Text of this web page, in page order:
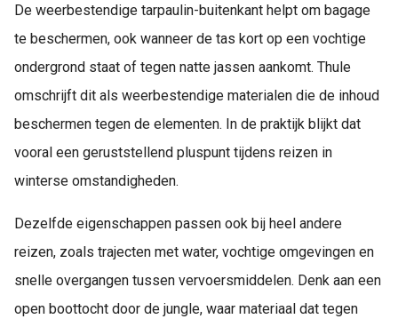
De weerbestendige tarpaulin-buitenkant helpt om bagage
te beschermen, ook wanneer de tas kort op een vochtige
ondergrond staat of tegen natte jassen aankomt. Thule
omschrijft dit als weerbestendige materialen die de inhoud
beschermen tegen de elementen. In de praktijk blijkt dat
vooral een geruststellend pluspunt tijdens reizen in
winterse omstandigheden.
Dezelfde eigenschappen passen ook bij heel andere
reizen, zoals trajecten met water, vochtige omgevingen en
snelle overgangen tussen vervoersmiddelen. Denk aan een
open boottocht door de jungle, waar materiaal dat tegen